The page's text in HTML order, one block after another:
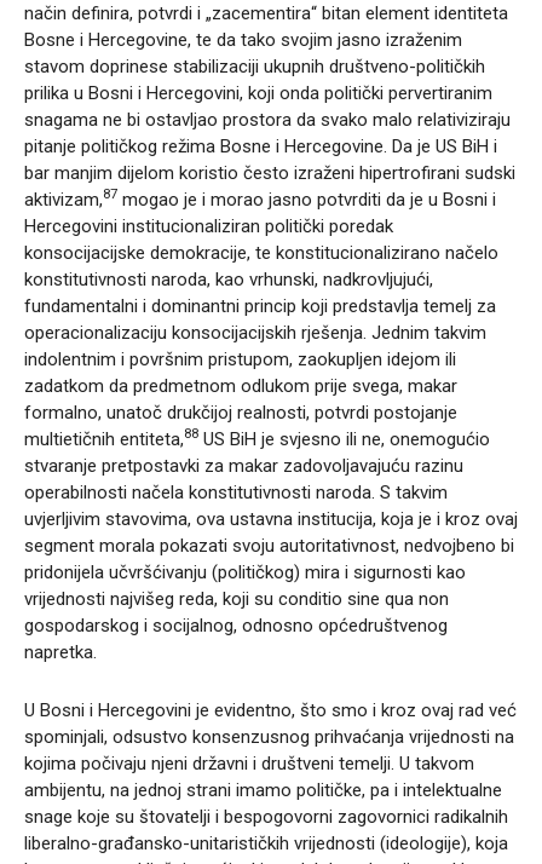
način definira, potvrdi i „zacementira“ bitan element identiteta
Bosne i Hercegovine, te da tako svojim jasno izraženim
stavom doprinese stabilizaciji ukupnih društveno-političkih
prilika u Bosni i Hercegovini, koji onda politički pervertiranim
snagama ne bi ostavljao prostora da svako malo relativiziraju
pitanje političkog režima Bosne i Hercegovine. Da je US BiH i
bar manjim dijelom koristio često izraženi hipertrofirani sudski
aktivizam,87 mogao je i morao jasno potvrditi da je u Bosni i
Hercegovini institucionaliziran politički poredak
konsocijacijske demokracije, te konstitucionalizirano načelo
konstitutivnosti naroda, kao vrhunski, nadkrovljujući,
fundamentalni i dominantni princip koji predstavlja temelj za
operacionalizaciju konsocijacijskih rješenja. Jednim takvim
indolentnim i površnim pristupom, zaokupljen idejom ili
zadatkom da predmetnom odlukom prije svega, makar
formalno, unatoč drukčijoj realnosti, potvrdi postojanje
multietičnih entiteta,88 US BiH je svjesno ili ne, onemogućio
stvaranje pretpostavki za makar zadovoljavajuću razinu
operabilnosti načela konstitutivnosti naroda. S takvim
uvjerljivim stavovima, ova ustavna institucija, koja je i kroz ovaj
segment morala pokazati svoju autoritativnost, nedvojbeno bi
pridonijela učvršćivanju (političkog) mira i sigurnosti kao
vrijednosti najvišeg reda, koji su conditio sine qua non
gospodarskog i socijalnog, odnosno općedruštvenog
napretka.
U Bosni i Hercegovini je evidentno, što smo i kroz ovaj rad već
spominjali, odsustvo konsenzusnog prihvaćanja vrijednosti na
kojima počivaju njeni državni i društveni temelji. U takvom
ambijentu, na jednoj strani imamo političke, pa i intelektualne
snage koje su štovatelji i bespogovorni zagovornici radikalnih
liberalno-građansko-unitarističkih vrijednosti (ideologije), koja